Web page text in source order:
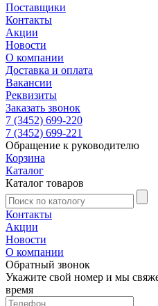
Поставщики
Контакты
Акции
Новости
О компании
Доставка и оплата
Вакансии
Реквизиты
Заказать звонок
7 (3452) 699-220
7 (3452) 699-221
Обращение к руководителю
Корзина
Каталог
Каталог товаров
Контакты
Акции
Новости
О компании
Обратный звонок
Укажите свой номер и мы
время